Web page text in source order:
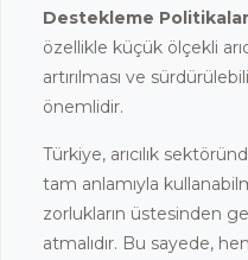
Destekleme
özellikle küçük ölçekli
artırılması ve
önemlidir.
Türkiye, arıcılık
tam anlamıyla
zorlukların üstesinden
atmalıdır. Bu sayede,